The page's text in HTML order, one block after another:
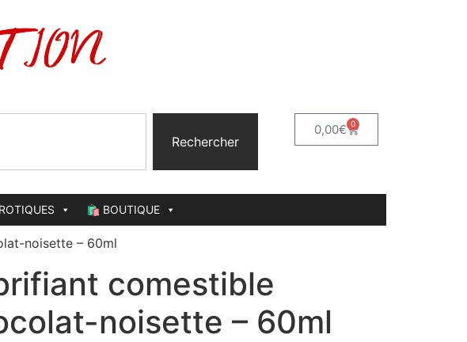
Rechercher
0,00€ 0
🛍️ BOUTIQUE
noisette – 60ml
comestible
noisette – 60ml